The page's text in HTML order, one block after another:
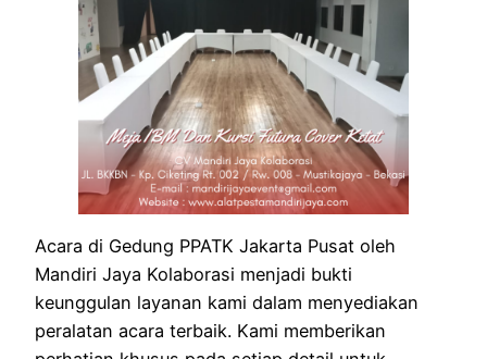
Acara di Gedung PPATK Jakarta Pusat oleh
Mandiri Jaya Kolaborasi menjadi bukti
keunggulan layanan kami dalam menyediakan
peralatan acara terbaik. Kami memberikan